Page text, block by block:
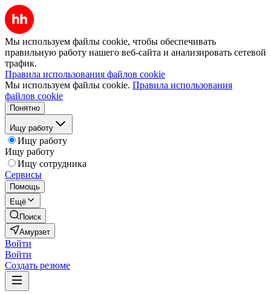
Мы используем файлы cookie, чтобы обеспечивать
правильную работу нашего веб-сайта и анализировать сетевой
трафик.
Правила использования файлов cookie
Мы используем файлы cookie. Правила использования
файлов cookie
Понятно
Ищу работу
Ищу работу
Ищу работу
Ищу сотрудника
Сервисы
Помощь
Ещё
Поиск
Амурзет
Войти
Войти
Создать резюме